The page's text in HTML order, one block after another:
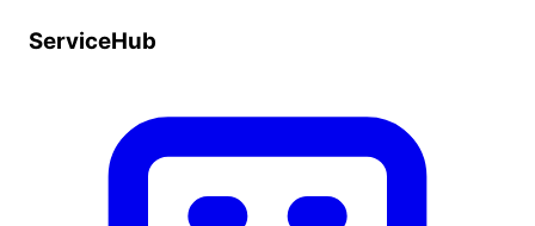
ServiceHub